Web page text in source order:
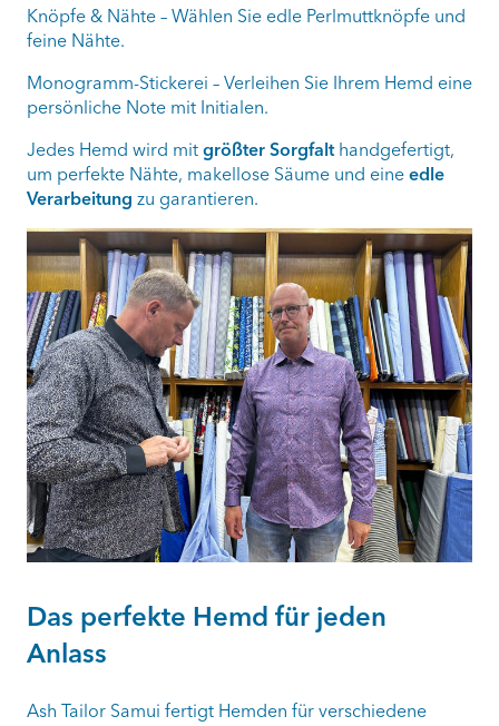
Knöpfe & Nähte – Wählen Sie edle Perlmuttknöpfe und
feine Nähte.
Monogramm-Stickerei – Verleihen Sie Ihrem Hemd eine
persönliche Note mit Initialen.
Jedes Hemd wird mit größter Sorgfalthandgefertigt,
um perfekte Nähte, makellose Säume und eine edle
Verarbeitung zu garantieren.
Das perfekte Hemd für jeden
Anlass
Ash Tailor Samui fertigt Hemden für verschiedene